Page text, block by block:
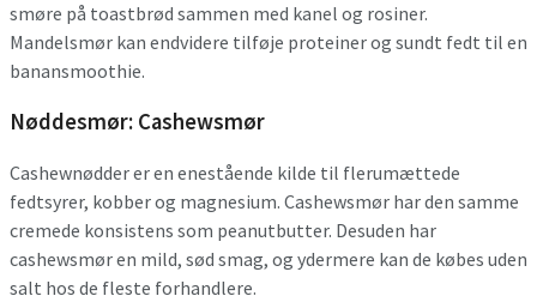
smøre på toastbrød sammen med kanel og rosiner.
Mandelsmør kan endvidere tilføje proteiner og sundt fedt til en
banansmoothie.
Nøddesmør: Cashewsmør
Cashewnødder er en enestående kilde til flerumættede
fedtsyrer, kobber og magnesium. Cashewsmør har den samme
cremede konsistens som peanutbutter. Desuden har
cashewsmør en mild, sød smag, og ydermere kan de købes uden
salt hos de fleste forhandlere.